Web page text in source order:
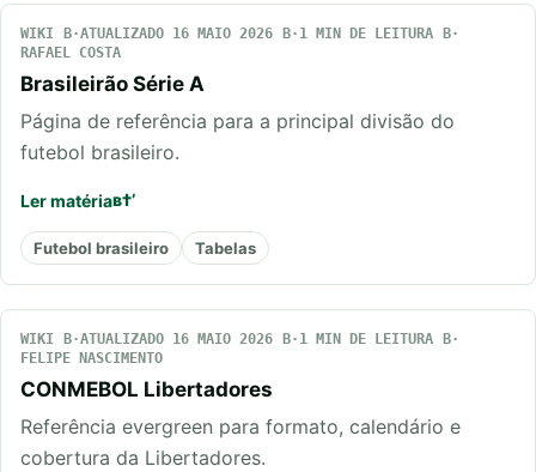
WIKI ATUALIZADO 16 MAIO 2026
1 MIN DE LEITURA
RAFAEL COSTA
Brasileirão Série A
Página de referência para a principal divisão do
futebol brasileiro.
Ler matéria
Futebol brasileiro Tabelas
WIKI ATUALIZADO 16 MAIO 2026
1 MIN DE LEITURA
FELIPE NASCIMENTO
CONMEBOL Libertadores
Referência evergreen para formato, calendário e
cobertura da Libertadores.